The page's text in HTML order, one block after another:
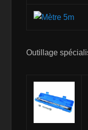
Outillage